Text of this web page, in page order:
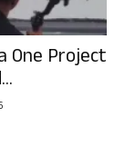
One Project